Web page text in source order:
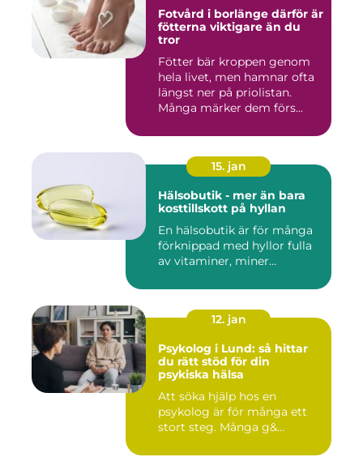
Fotvård i borlänge därför är
fötterna viktigare än du
tror
Fötter bär kroppen genom
hela livet, men hamnar ofta
längst ner på priolistan.
Många märker dem förs...
15. jan
Hälsobutik - mer än bara
kosttillskott på hyllan
En hälsobutik är för många
förknippad med hyllor fulla
av vitaminer, miner...
12. jan
Psykolog i Lund: så hittar
du rätt stöd för din
psykiska hälsa
Att söka hjälp hos en
psykolog är för många ett
stort steg. Många g&...